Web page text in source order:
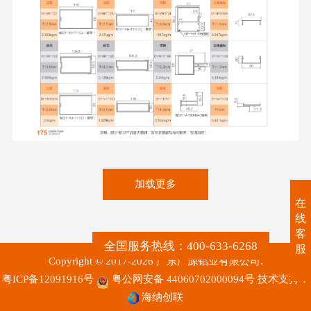
全国服务热线：400-633-6268
175
加载更多
Copyright © 2017-2026 广东广源铝业有限公司.
粤ICP备12091916号
粤公网安备 44060702000094号 技术支持：
海纳创联
在
线
客
服